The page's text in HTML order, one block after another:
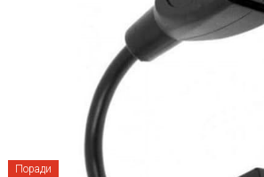
Поради